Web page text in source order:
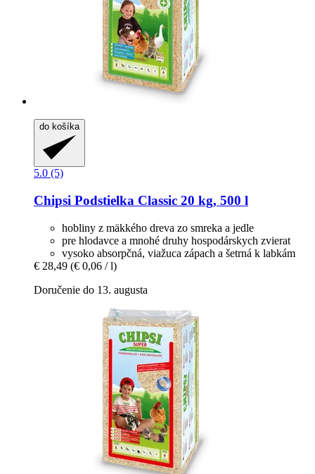
do košíka
5.0 (5)
Chipsi Podstielka Classic 20 kg, 500 l
hobliny z mäkkého dreva zo smreka a jedle
pre hlodavce a mnohé druhy hospodárskych zvierat
vysoko absorpčná, viažuca zápach a šetrná k labkám
€ 28,49 (€ 0,06 / l)
Doručenie do 13. augusta